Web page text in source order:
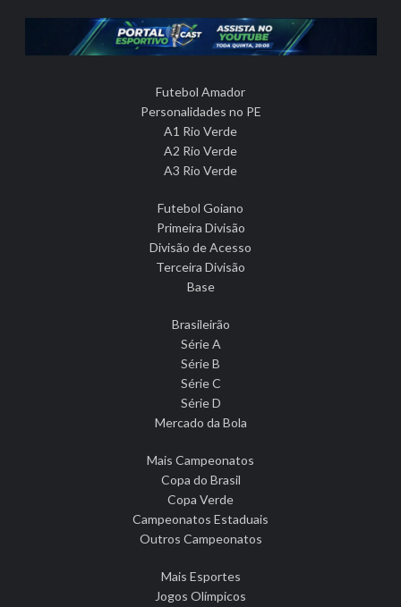
Futebol Amador
Personalidades no PE
A1 Rio Verde
A2 Rio Verde
A3 Rio Verde
Futebol Goiano
Primeira Divisão
Divisão de Acesso
Terceira Divisão
Base
Brasileirão
Série A
Série B
Série C
Série D
Mercado da Bola
Mais Campeonatos
Copa do Brasil
Copa Verde
Campeonatos Estaduais
Outros Campeonatos
Mais Esportes
Jogos Olímpicos